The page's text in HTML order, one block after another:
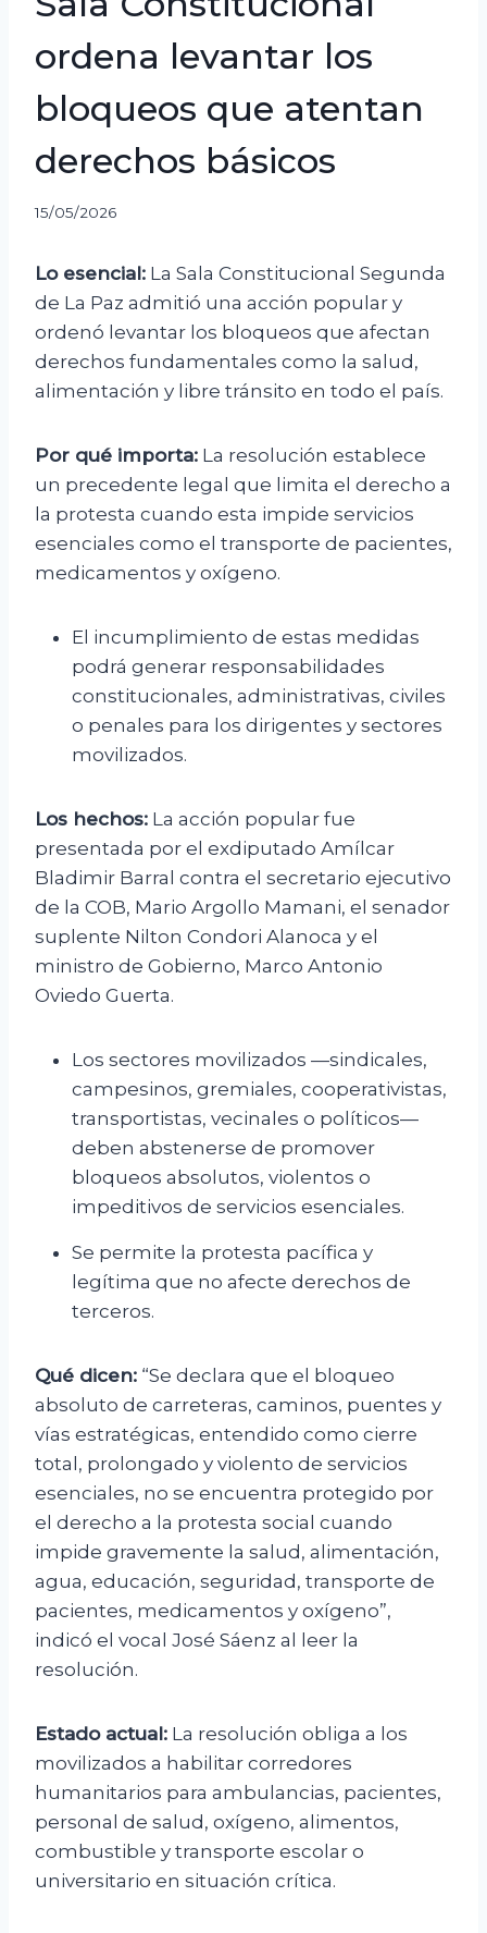
ordena levantar los
bloqueos que atentan
derechos básicos
15/05/2026
Lo esencial: La Sala Constitucional Segunda
de La Paz admitió una acción popular y
ordenó levantar los bloqueos que afectan
derechos fundamentales como la salud,
alimentación y libre tránsito en todo el país.
Por qué importa: La resolución establece
un precedente legal que limita el derecho a
la protesta cuando esta impide servicios
esenciales como el transporte de pacientes,
medicamentos y oxígeno.
El incumplimiento de estas medidas
podrá generar responsabilidades
constitucionales, administrativas, civiles
o penales para los dirigentes y sectores
movilizados.
Los hechos: La acción popular fue
presentada por el exdiputado Amílcar
Bladimir Barral contra el secretario ejecutivo
de la COB, Mario Argollo Mamani, el senador
suplente Nilton Condori Alanoca y el
ministro de Gobierno, Marco Antonio
Oviedo Guerta.
Los sectores movilizados —sindicales,
campesinos, gremiales, cooperativistas,
transportistas, vecinales o políticos—
deben abstenerse de promover
bloqueos absolutos, violentos o
impeditivos de servicios esenciales.
Se permite la protesta pacífica y
legítima que no afecte derechos de
terceros.
Qué dicen: “Se declara que el bloqueo
absoluto de carreteras, caminos, puentes y
vías estratégicas, entendido como cierre
total, prolongado y violento de servicios
esenciales, no se encuentra protegido por
el derecho a la protesta social cuando
impide gravemente la salud, alimentación,
agua, educación, seguridad, transporte de
pacientes, medicamentos y oxígeno”,
indicó el vocal José Sáenz al leer la
resolución.
Estado actual: La resolución obliga a los
movilizados a habilitar corredores
humanitarios para ambulancias, pacientes,
personal de salud, oxígeno, alimentos,
combustible y transporte escolar o
universitario en situación crítica.